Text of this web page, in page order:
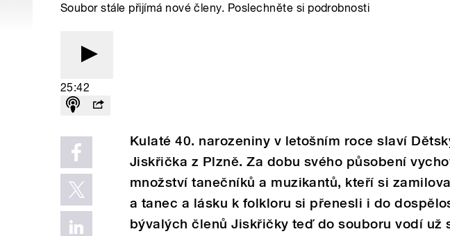
Soubor stále přijímá nové členy. Poslechněte si podrobnosti
25:42
Kulaté 40. narozeniny v letošním roce slaví
Jiskřička z Plzně. Za dobu svého působení
množství tanečníků a muzikantů, kteří si
a tanec a lásku k folkloru si přenesli i do
bývalých členů Jiskřičky teď do souboru vodí už